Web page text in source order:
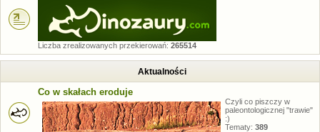
Liczba zrealizowanych przekierowań: 265514
Aktualności
Co w skałach eroduje
Czyli co piszczy w
paleontologicznej "trawie"
:)
Tematy: 389